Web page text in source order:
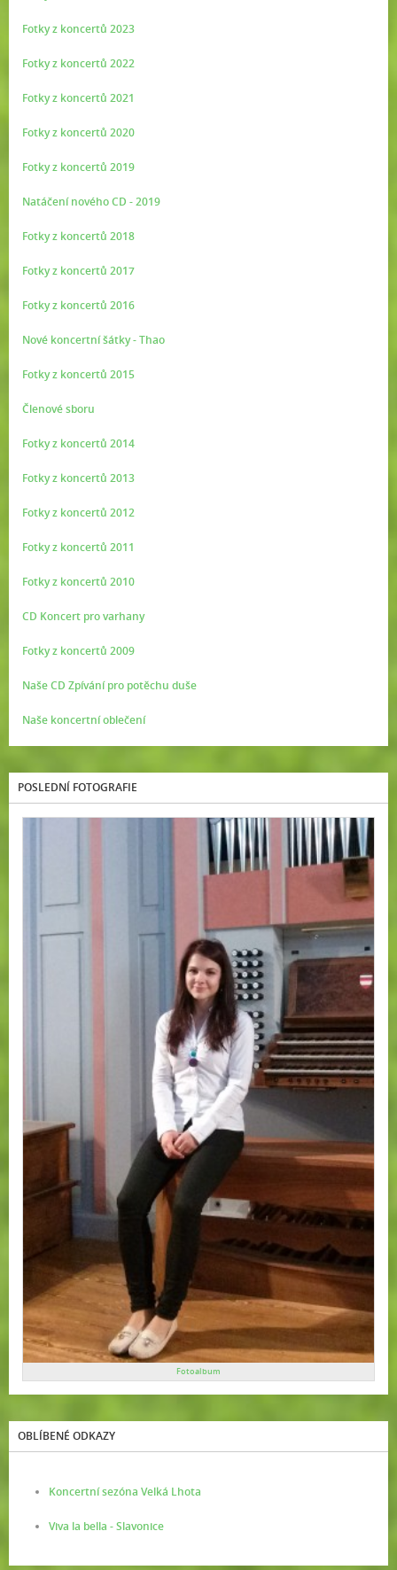
Fotky z koncertů 2023
Fotky z koncertů 2022
Fotky z koncertů 2021
Fotky z koncertů 2020
Fotky z koncertů 2019
Natáčení nového CD - 2019
Fotky z koncertů 2018
Fotky z koncertů 2017
Fotky z koncertů 2016
Nové koncertní šátky - Thao
Fotky z koncertů 2015
Členové sboru
Fotky z koncertů 2014
Fotky z koncertů 2013
Fotky z koncertů 2012
Fotky z koncertů 2011
Fotky z koncertů 2010
CD Koncert pro varhany
Fotky z koncertů 2009
Naše CD Zpívání pro potěchu duše
Naše koncertní oblečení
POSLEDNÍ FOTOGRAFIE
Fotoalbum
OBLÍBENÉ ODKAZY
Koncertní sezóna Velká Lhota
Viva la bella - Slavonice